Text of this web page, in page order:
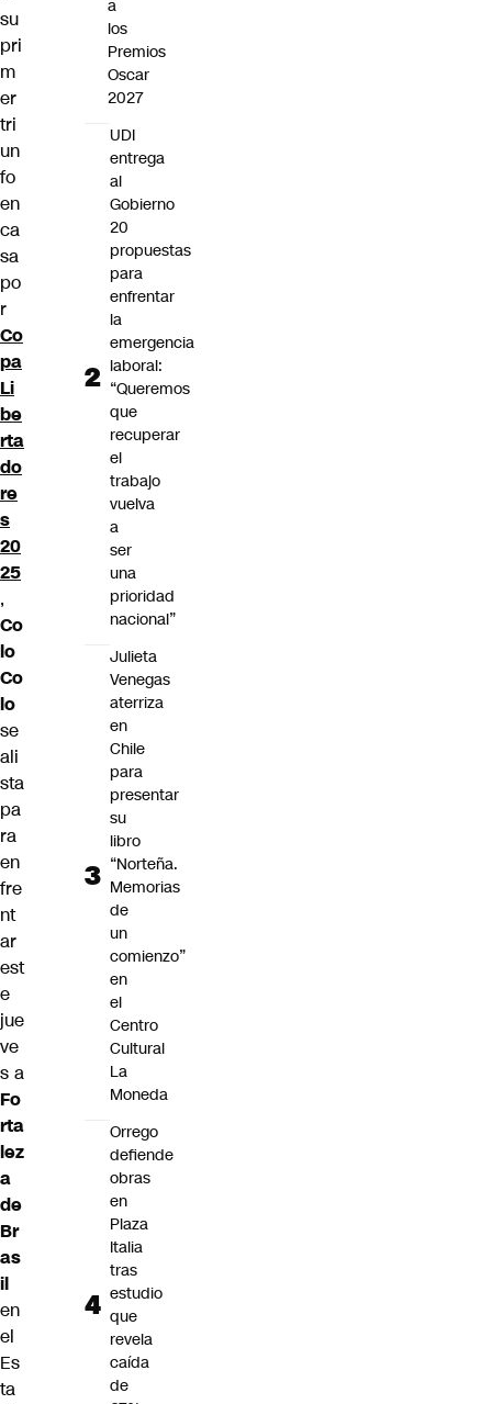
su
pri
m
er
tri
un
fo
en
ca
sa
po
r
Co
pa
Li
be
rta
do
re
s
20
25
,
Co
lo
Co
lo
se
ali
sta
pa
ra
en
fre
nt
ar
est
e
jue
ve
s a
Fo
rta
lez
a
de
Br
as
il
en
el
Es
ta
a
los
Premios
Oscar
2027
UDI
entrega
al
Gobierno
20
propuestas
para
enfrentar
la
emergencia
laboral:
“Queremos
que
recuperar
el
trabajo
vuelva
a
ser
una
prioridad
nacional”
Julieta
Venegas
aterriza
en
Chile
para
presentar
su
libro
“Norteña.
Memorias
de
un
comienzo”
en
el
Centro
Cultural
La
Moneda
Orrego
defiende
obras
en
Plaza
Italia
tras
estudio
que
revela
caída
de